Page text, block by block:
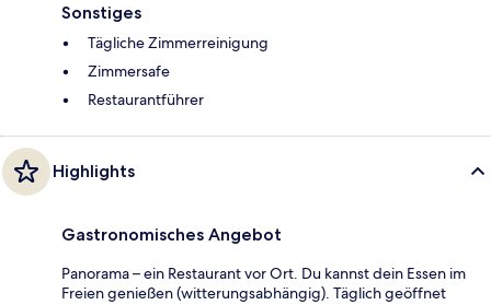
Sonstiges
Tägliche Zimmerreinigung
Zimmersafe
Restaurantführer
Highlights
Gastronomisches Angebot
Panorama – ein Restaurant vor Ort. Du kannst dein Essen im
Freien genießen (witterungsabhängig). Täglich geöffnet